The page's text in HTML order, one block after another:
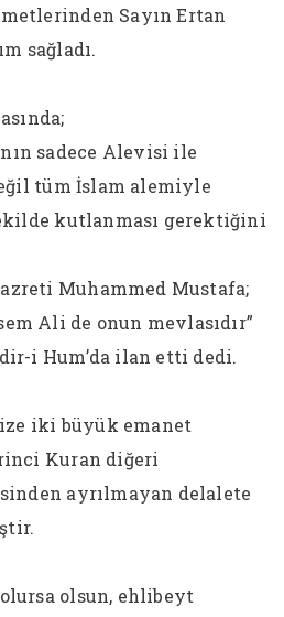
Sayın Ertan
sağladı.
sadece Alevisi ile
tüm İslam alemiyle
kutlanması gerektiğini
Muhammed Mustafa;
Ali de onun mevlasıdır”
i Hum’da ilan etti dedi.
iki büyük emanet
Kuran diğeri
ayrılmayan delalete
olsun, ehlibeyt